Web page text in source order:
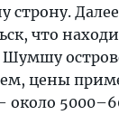
строну.
что
цены